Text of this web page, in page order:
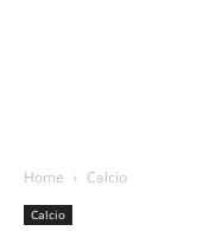
Home Calcio
Calcio